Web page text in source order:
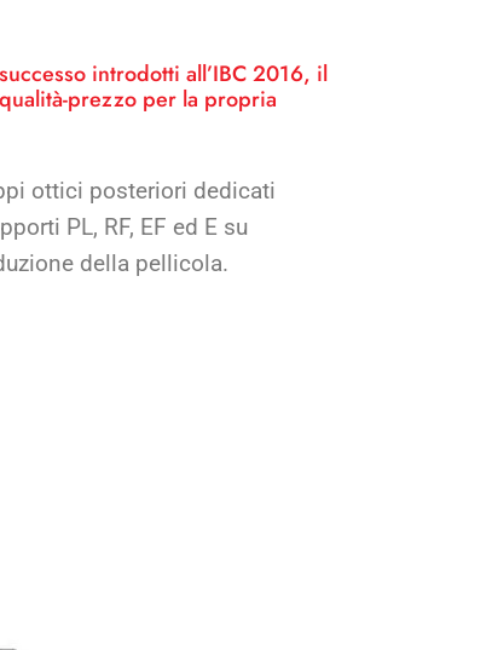
introdotti all’IBC 2016, il
prezzo per la propria
ottici posteriori dedicati
PL, RF, EF ed E su
della pellicola.